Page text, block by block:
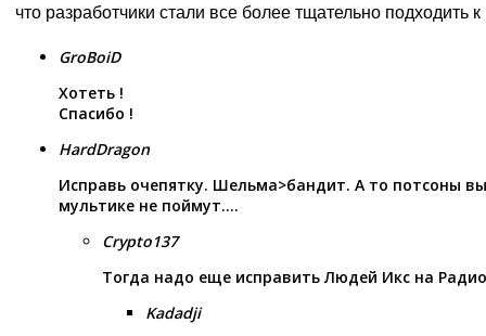
что разработчики стали все более тщательно подходить
GroBoiD
Хотеть !
Спасибо !
HardDragon
Исправь очепятку. Шельма>бандит. А то потсоны
мультике не поймут….
Crypto137
Тогда надо еще исправить Людей Икс на
Kadadji